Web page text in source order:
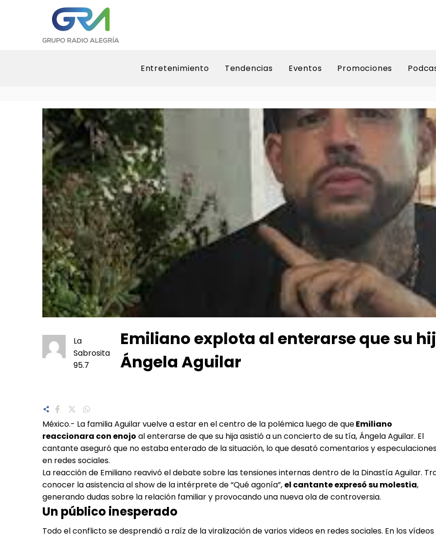
Entretenimiento Tendencias Eventos Promociones
La
Sabrosita
95.7
Emiliano explota al enterarse que su
Ángela Aguilar
México.- La familia Aguilar vuelve a estar en el centro de la polémica luego de queEmiliano
reaccionara con enojo al enterarse de que su hija asistió a un concierto de su tía, Ángela Aguilar. El
cantante aseguró que no estaba enterado de la situación, lo que desató comentarios y
en redes sociales.
La reacción de Emiliano reavivó el debate sobre las tensiones internas dentro de la Dinastía Aguilar.
conocer la asistencia al show de la intérprete de “Qué agonía”, el cantante expresó su molestia,
generando dudas sobre la relación familiar y provocando una nueva ola de controversia.
Un público inesperado
Todo el conflicto se desprendió a raíz de la viralización de varios videos en redes sociales. En los vídeos